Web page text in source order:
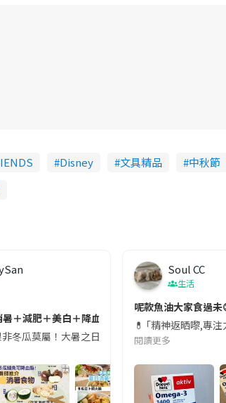
Disney 文具精品
中秋節
李中的行動電源。一名旅客日前在機場安檢
＋減肥＋美白＋降血脂
冬瓜莫屬！大暑之日，點都要飲碗冬瓜湯消暑
Soul CC
生活
呢款魚油大家食過未
💊 ｢精神返晒嚟,專
閱讀更多